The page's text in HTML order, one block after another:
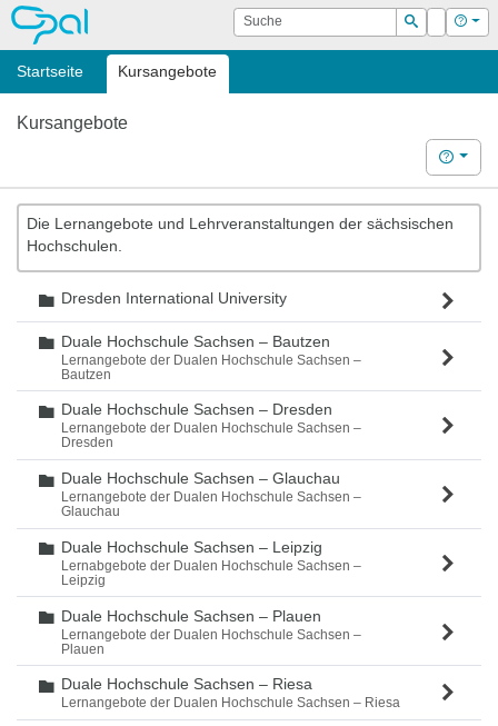
OPAL Suche
Suchen
Login Hilfe
Startseite Kursangebote
Kursangebote
Hilfe
Die Lernangebote und Lehrveranstaltungen der sächsischen
Hochschulen.
Ordner
Dresden International University
Ordner
Duale Hochschule Sachsen – Bautzen
Lernangebote der Dualen Hochschule Sachsen –
Bautzen
Ordner
Duale Hochschule Sachsen – Dresden
Lernangebote der Dualen Hochschule Sachsen –
Dresden
Ordner
Duale Hochschule Sachsen – Glauchau
Lernangebote der Dualen Hochschule Sachsen –
Glauchau
Ordner
Duale Hochschule Sachsen – Leipzig
Lernabgebote der Dualen Hochschule Sachsen –
Leipzig
Ordner
Duale Hochschule Sachsen – Plauen
Lernangebote der Dualen Hochschule Sachsen –
Plauen
Ordner
Duale Hochschule Sachsen – Riesa
Lernangebote der Dualen Hochschule Sachsen – Riesa